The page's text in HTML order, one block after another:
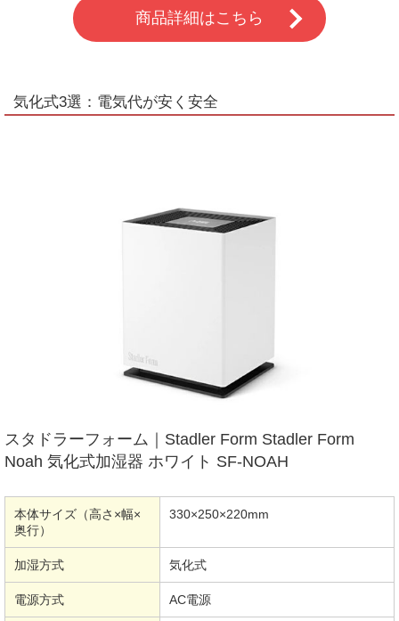
商品詳細はこちら
気化式3選：電気代が安く安全
スタドラーフォーム｜Stadler Form Stadler Form
Noah 気化式加湿器 ホワイト SF-NOAH
本体サイズ（高さ×幅×
奥行）
330×250×220mm
加湿方式 気化式
電源方式 AC電源